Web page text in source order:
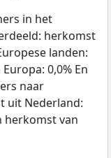
in het
herkomst
landen:
0,0% En
naar
uit Nederland:
herkomst van